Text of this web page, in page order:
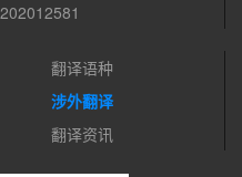
翻译语种
涉外翻译
翻译资讯